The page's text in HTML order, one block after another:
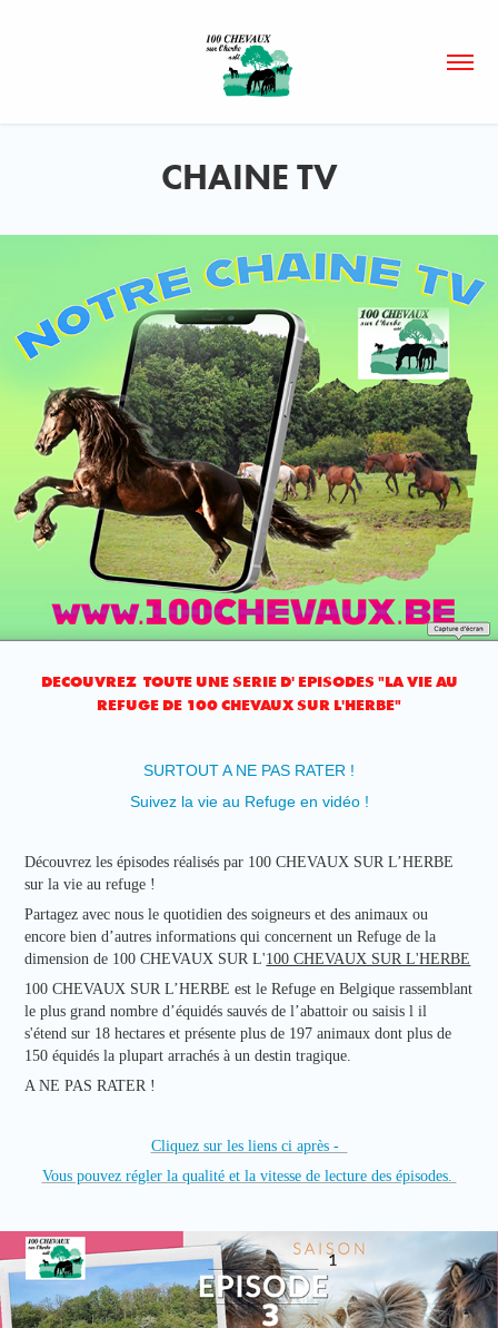
CHAINE TV
DECOUVREZ TOUTE UNE SERIE D' EPISODES "LA VIE AU
REFUGE DE 100 CHEVAUX SUR L'HERBE"
SURTOUT A NE PAS RATER !
Suivez la vie au Refuge en vidéo !
Découvrez les épisodes réalisés par 100 CHEVAUX SUR L’HERBE
sur la vie au refuge !
Partagez avec nous le quotidien des soigneurs et des animaux ou
encore bien d’autres informations qui concernent un Refuge de la
dimension de 100 CHEVAUX SUR L'100 CHEVAUX SUR L'HERBE
100 CHEVAUX SUR L’HERBE est le Refuge en Belgique rassemblant
le plus grand nombre d’équidés sauvés de l’abattoir ou saisis l il
s'étend sur 18 hectares et présente plus de 197 animaux dont plus de
150 équidés la plupart arrachés à un destin tragique.
A NE PAS RATER !
Cliquez sur les liens ci après -
Vous pouvez régler la qualité et la vitesse de lecture des épisodes.